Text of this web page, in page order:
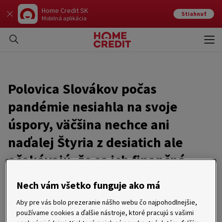
Home Credit SK
Mobilná aplikácia
Stiahnuť
Polovica Slovákov počas
pandémie nesiahla na svoje
úspory, väčšina nechce ani
naďalej Štyria z desiatich ale
očakávajú, že sa ich finančná
situácia zlepší
20. 07. 2021
Nech vám všetko funguje ako má
Aby pre vás bolo prezeranie nášho webu čo najpohodlnejšie,
používame cookies a ďalšie nástroje, ktoré pracujú s vašimi